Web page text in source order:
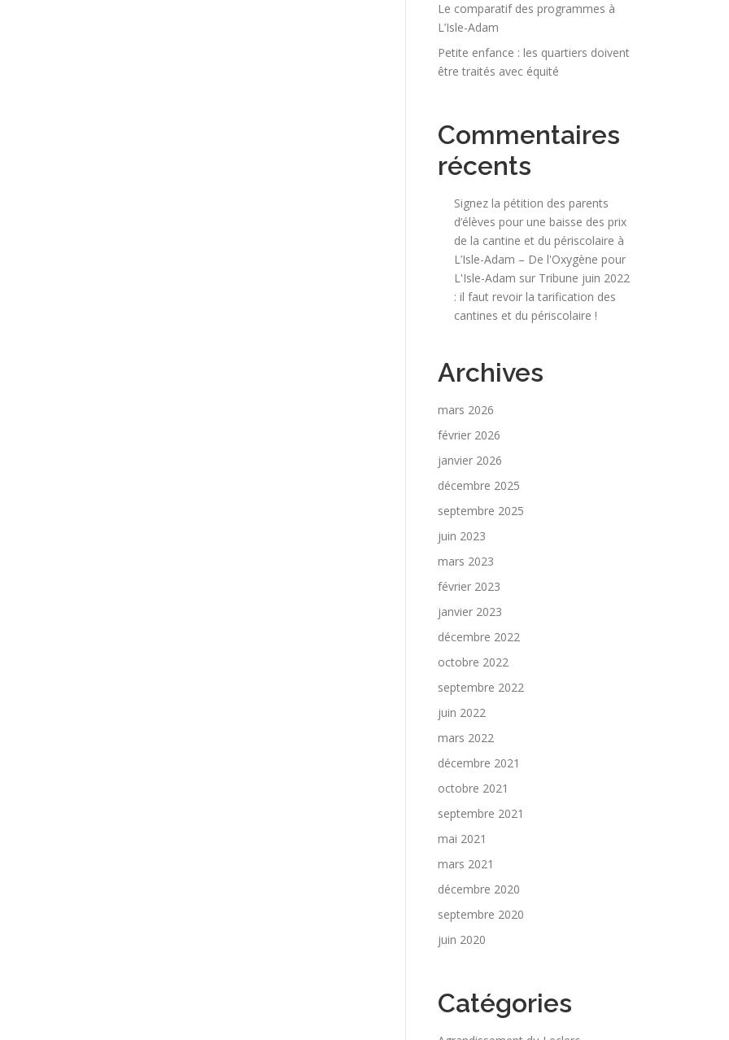
Le comparatif des programmes à
L’Isle-Adam
Petite enfance : les quartiers doivent
être traités avec équité
Commentaires
récents
Signez la pétition des parents
d’élèves pour une baisse des prix
de la cantine et du périscolaire à
L’Isle-Adam – De l'Oxygène pour
L'Isle-Adam sur Tribune juin 2022
: il faut revoir la tarification des
cantines et du périscolaire !
Archives
mars 2026
février 2026
janvier 2026
décembre 2025
septembre 2025
juin 2023
mars 2023
février 2023
janvier 2023
décembre 2022
octobre 2022
septembre 2022
juin 2022
mars 2022
décembre 2021
octobre 2021
septembre 2021
mai 2021
mars 2021
décembre 2020
septembre 2020
juin 2020
Catégories